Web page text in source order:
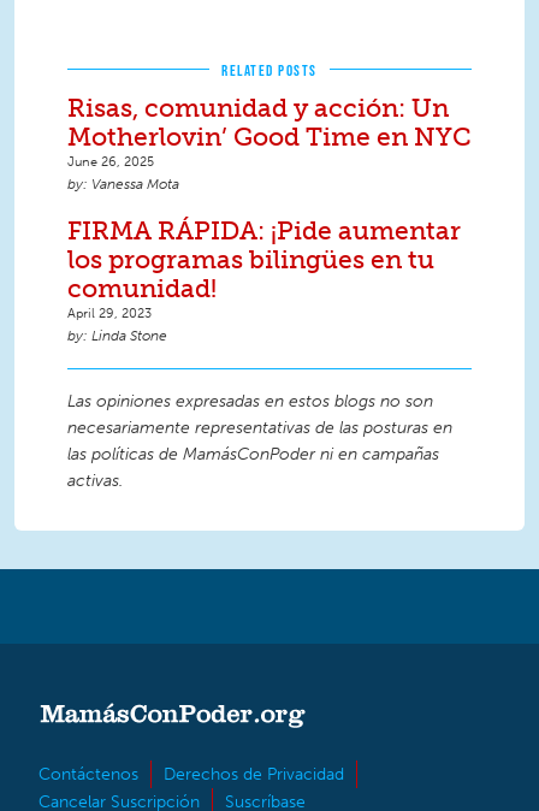
RELATED POSTS
Risas, comunidad y acción: Un
Motherlovin’ Good Time en NYC
June 26, 2025
Vanessa Mota
FIRMA RÁPIDA: ¡Pide aumentar
los programas bilingües en tu
comunidad!
April 29, 2023
Linda Stone
Las opiniones expresadas en estos blogs no son
necesariamente representativas de las posturas en
las políticas de MamásConPoder ni en campañas
activas.
Contáctenos
Derechos de Privacidad
Cancelar Suscripción
Suscríbase